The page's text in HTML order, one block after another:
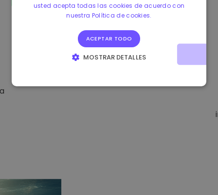
usted acepta todas las cookies de acuerdo con
nuestra Política de cookies.
ACEPTAR TODO
MOSTRAR DETALLES